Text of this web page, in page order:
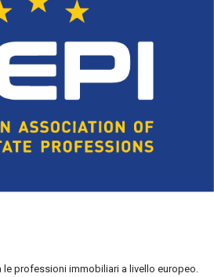
professioni immobiliari a livello europeo.